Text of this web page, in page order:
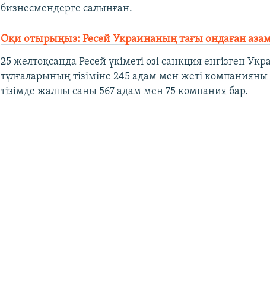
бизнесмендерге салынған.
Оқи отырыңыз: Ресей Украинаның тағы ондаған
25 желтоқсанда Ресей үкіметі өзі санкция енгізген
тұлғаларының тізіміне 245 адам мен жеті
тізімде жалпы саны 567 адам мен 75 компания бар.